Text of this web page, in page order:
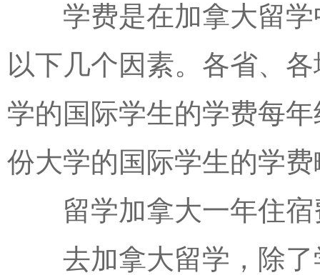
学费是在加拿大留学
以下几个因素。各省、
学的国际学生的学费每
份大学的国际学生的学
留学加拿大一年住宿
去加拿大留学，除了